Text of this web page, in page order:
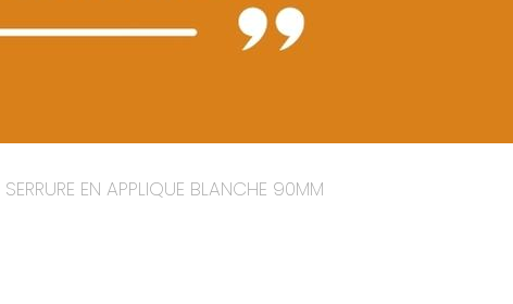
SERRURE EN APPLIQUE BLANCHE 90MM